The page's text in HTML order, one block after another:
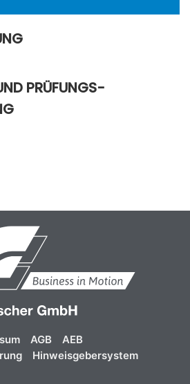
PRÜFUNGS-
AGB
AEB
Hinweisgebersystem